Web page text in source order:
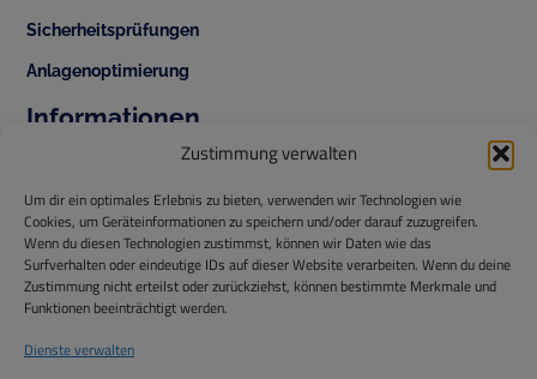
Zustimmung verwalten
Um dir ein optimales Erlebnis zu bieten, verwenden wir Technologien wie
Cookies, um Geräteinformationen zu speichern und/oder darauf zuzugreifen.
Wenn du diesen Technologien zustimmst, können wir Daten wie das
Surfverhalten oder eindeutige IDs auf dieser Website verarbeiten. Wenn du deine
Zustimmung nicht erteilst oder zurückziehst, können bestimmte Merkmale und
Funktionen beeinträchtigt werden.
Dienste verwalten
Sicherheitsprüfungen
Anlagenoptimierung
Informationen
+43 1 343 42 70
office@isg-installationen.at
www.temperis.at
Temperis GmbH
ISG Installationstechnik GmbH
Hintere Ortsstraße 44,